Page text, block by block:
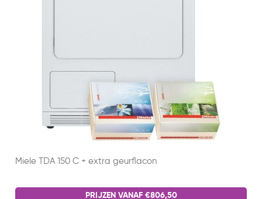
Miele TDA 150 C + extra geurflacon
PRIJZEN VANAF €806,50